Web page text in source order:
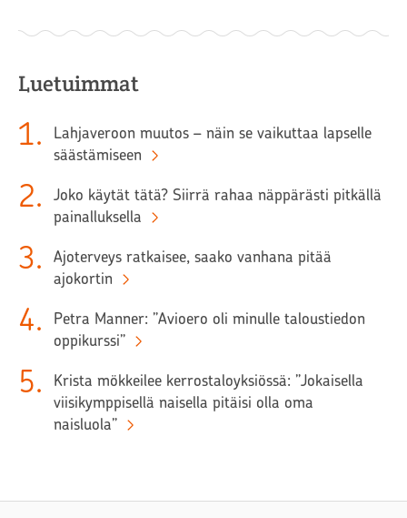
Luetuimmat
1.
Lahjaveroon muutos – näin se vaikuttaa lapselle
säästämiseen
2.
Joko käytät tätä? Siirrä rahaa näppärästi pitkällä
painalluksella
3.
Ajoterveys ratkaisee, saako vanhana pitää
ajokortin
4.
Petra Manner: ”Avioero oli minulle taloustiedon
oppikurssi”
5.
Krista mökkeilee kerrostaloyksiössä: ”Jokaisella
viisikymppisellä naisella pitäisi olla oma
naisluola”